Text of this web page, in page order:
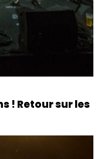
! Retour sur les